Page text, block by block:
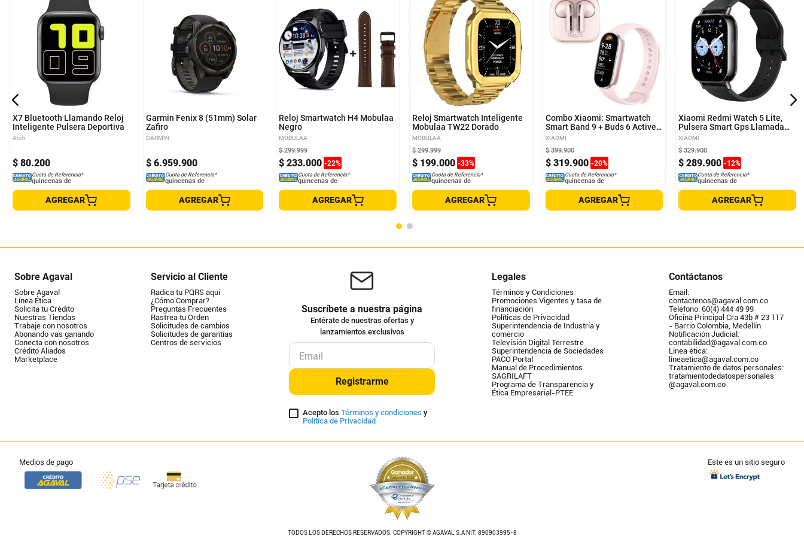
X7 Bluetooth Llamando Reloj
Inteligente Pulsera Deportiva
Arch
$ 80.200
Cuota de Referencia*
quincenas de
AGREGAR
Garmin Fenix 8 (51mm) Solar
Zafiro
GARMIN
$ 6.959.900
Cuota de Referencia*
quincenas de
AGREGAR
Reloj Smartwatch H4 Mobulaa
Negro
MOBULAA
$ 233.000 -22%
$ 299.999
Cuota de Referencia*
quincenas de
AGREGAR
Reloj Smartwatch Inteligente
Mobulaa TW22 Dorado
MOBULAA
$ 199.000 -33%
$ 299.999
Cuota de Referencia*
quincenas de
AGREGAR
Combo Xiaomi: Smartwatch
Smart Band 9 + Buds 6 Active
Rosa
XIAOMI
$ 319.900 -20%
$ 399.900
Cuota de Referencia*
quincenas de
AGREGAR
Xiaomi Redmi Watch 5 Lite,
Pulsera Smart Gps Llamada
Bt, Blk
XIAOMI
$ 289.900 -12%
$ 329.900
Cuota de Referencia*
quincenas de
AGREGAR
Sobre Agaval
Sobre Agaval
Línea Ética
Solicita tu Crédito
Nuestras Tiendas
Trabaje con nosotros
Abonando vas ganando
Conecta con nosotros
Crédito Aliados
Marketplace
Servicio al Cliente
Radica tu PQRS aquí
¿Cómo Comprar?
Preguntas Frecuentes
Rastrea tu Orden
Solicitudes de cambios
Solicitudes de garantías
Centros de servicios
Suscríbete a nuestra página
Entérate de nuestras ofertas y
lanzamientos exclusivos
Registrarme
Acepto los Términos y condiciones y
Política de Privacidad
Legales
Términos y Condiciones
Promociones Vigentes y tasa de
financiación
Políticas de Privacidad
Superintendencia de Industría y
comercio
Televisión Digital Terrestre
Superintendencia de Sociedades
PACO Portal
Manual de Procedimientos
SAGRILAFT
Programa de Transparencia y
Ética Empresarial-PTEE
Contáctanos
Email:
contactenos@agaval.com.co
Teléfono: 60(4) 444 49 99
Oficina Principal Cra 43b # 23 117
- Barrio Colombia, Medellín
Notificación Judicial:
contabilidad@agaval.com.co
Línea ética:
lineaetica@agaval.com.co
Tratamiento de datos personales:
tratamientodedatospersonales
@agaval.com.co
Medios de pago
TODOS LOS DERECHOS RESERVADOS. COPYRIGHT © AGAVAL S.A NIT: 890903995-8
Este es un sitio seguro